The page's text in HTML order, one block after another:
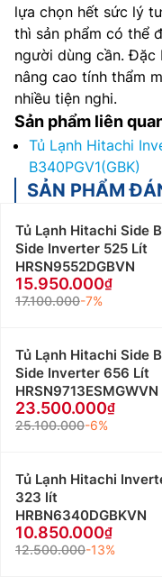
lựa chọn hết sức lý
thì sản phẩm có thể
người dùng cần.
nâng cao tính thẩm
nhiều tiện nghi.
Sản phẩm liên
Tủ Lạnh Hitachi
B340PGV1(GBK)
SẢN PHẨM
Tủ Lạnh Hitachi Side
Side Inverter 525 Lít
HRSN9552DGBVN
15.950.000
17.100.000-7%
Tủ Lạnh Hitachi Side
Side Inverter 656 Lít
HRSN9713ESMGWVN
23.500.000
25.100.000-6%
Tủ Lạnh Hitachi
323 lít
HRBN6340DGBKVN
10.850.000
12.500.000-13%